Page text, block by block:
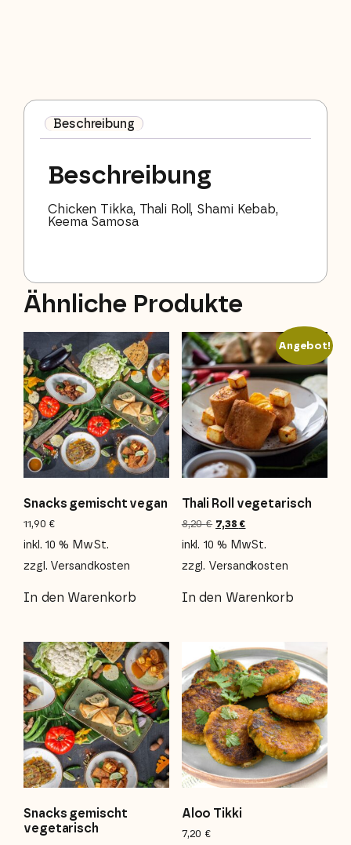
Beschreibung
Beschreibung
Chicken Tikka, Thali Roll, Shami Kebab,
Keema Samosa
Ähnliche Produkte
Snacks gemischt vegan
11,90 €
inkl. 10 % MwSt.
zzgl. Versandkosten
In den Warenkorb
Angebot!
Thali Roll vegetarisch
8,20€ 7,38 €
inkl. 10 % MwSt.
zzgl. Versandkosten
In den Warenkorb
Snacks gemischt
vegetarisch
Aloo Tikki
7,20 €